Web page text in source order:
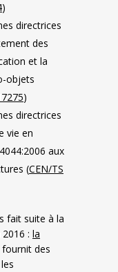
)
directrices
des
et la
objets
)
directrices
vie en
aux
(CEN/TS
fait suite à la
: la
des